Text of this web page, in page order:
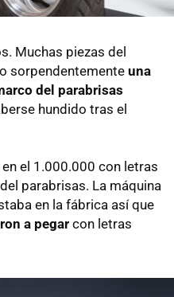
Muchas piezas del
sorpendentemente una
del parabrisas
hundido tras el
el 1.000.000 con letras
parabrisas. La máquina
en la fábrica así que
a pegar con letras